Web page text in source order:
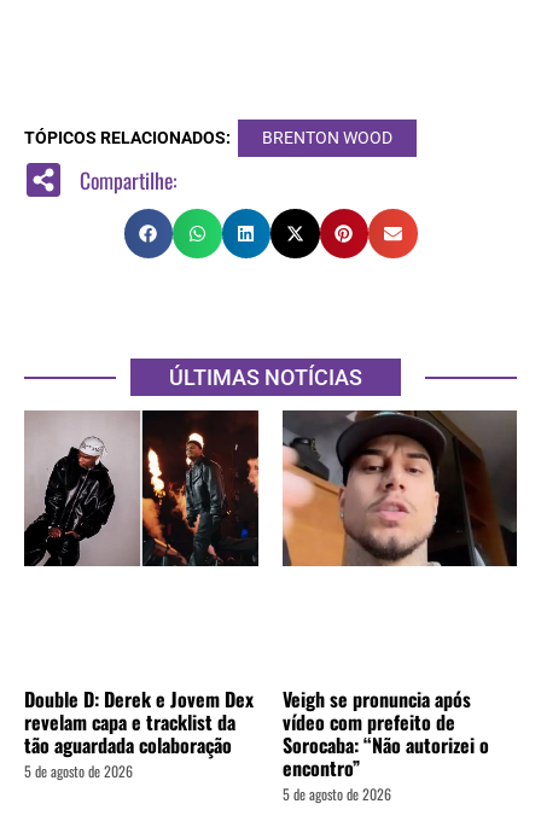
TÓPICOS RELACIONADOS: BRENTON WOOD
Compartilhe:
ÚLTIMAS NOTÍCIAS
Double D: Derek e Jovem Dex
revelam capa e tracklist da
tão aguardada colaboração
5 de agosto de 2026
Veigh se pronuncia após
vídeo com prefeito de
Sorocaba: “Não autorizei o
encontro”
5 de agosto de 2026